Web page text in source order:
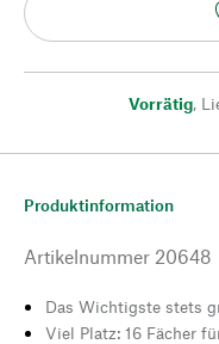
Vorrätig,
Produktinformation
Artikelnummer 20648
Das Wichtigste stets
Viel Platz: 16 Fächer